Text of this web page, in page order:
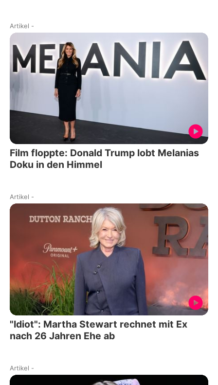
Artikel -
Film floppte: Donald Trump lobt Melanias
Doku in den Himmel
Artikel -
"Idiot": Martha Stewart rechnet mit Ex
nach 26 Jahren Ehe ab
Artikel -